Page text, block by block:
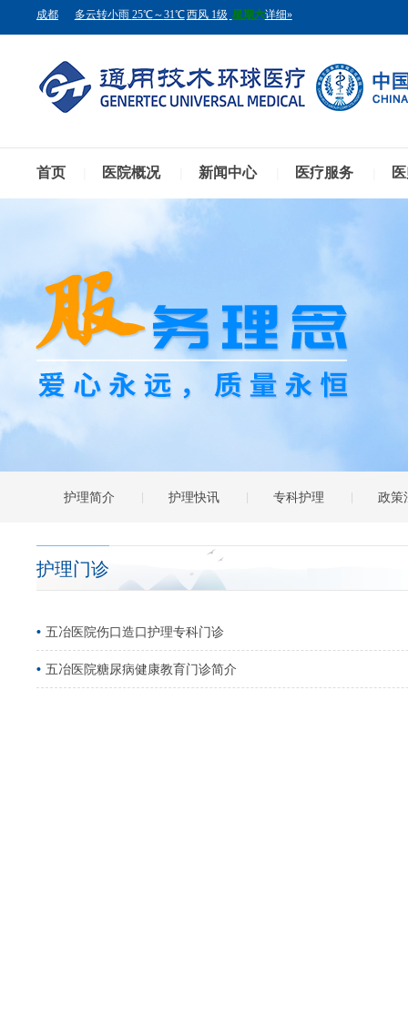
首页 医院概况 新闻中心 医疗服务
护理简介 护理快讯 专科护理 政策
护理门诊
五冶医院伤口造口护理专科门诊
五冶医院糖尿病健康教育门诊简介